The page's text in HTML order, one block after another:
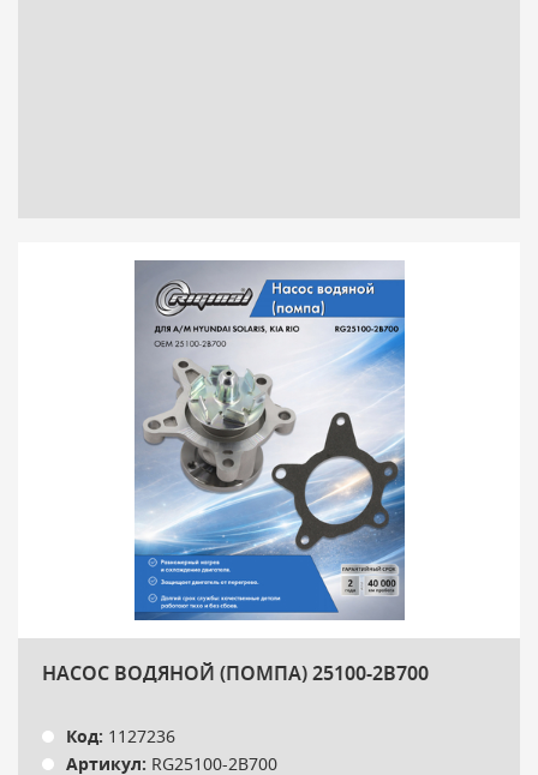
НАСОС ВОДЯНОЙ (ПОМПА) 25100-2B700
Код: 1127236
Артикул: RG25100-2B700